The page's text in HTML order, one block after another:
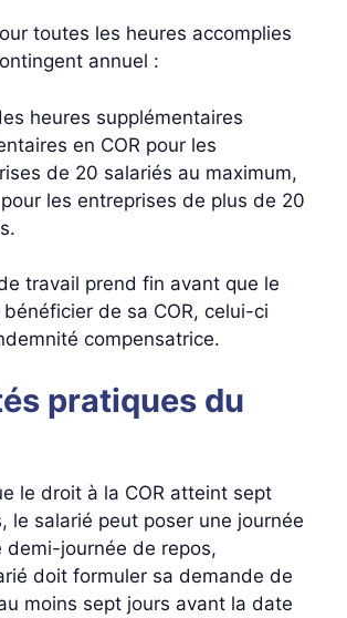
toutes les heures accomplies
annuel :
heures supplémentaires
en COR pour les
de 20 salariés au maximum,
les entreprises de plus de 20
travail prend fin avant que le
de sa COR, celui-ci
compensatrice.
pratiques du
le droit à la COR atteint sept
le salarié peut poser une journée
demi-journée de repos,
doit formuler sa demande de
moins sept jours avant la date